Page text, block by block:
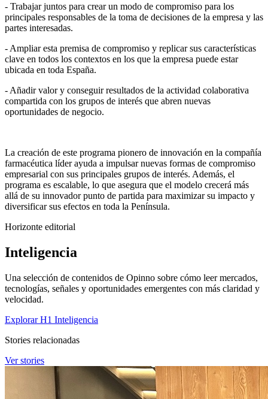
- Trabajar juntos para crear un modo de compromiso para los
principales responsables de la toma de decisiones de la empresa y las
partes interesadas.
- Ampliar esta premisa de compromiso y replicar sus características
clave en todos los contextos en los que la empresa puede estar
ubicada en toda España.
- Añadir valor y conseguir resultados de la actividad colaborativa
compartida con los grupos de interés que abren nuevas
oportunidades de negocio.
La creación de este programa pionero de innovación en la compañía
farmacéutica líder ayuda a impulsar nuevas formas de compromiso
empresarial con sus principales grupos de interés. Además, el
programa es escalable, lo que asegura que el modelo crecerá más
allá de su innovador punto de partida para maximizar su impacto y
diversificar sus efectos en toda la Península.
Horizonte editorial
Inteligencia
Una selección de contenidos de Opinno sobre cómo leer mercados,
tecnologías, señales y oportunidades emergentes con más claridad y
velocidad.
Explorar H1 Inteligencia
Stories relacionadas
Ver stories